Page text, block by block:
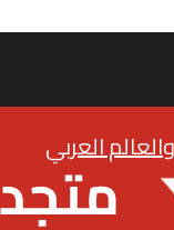
العربي